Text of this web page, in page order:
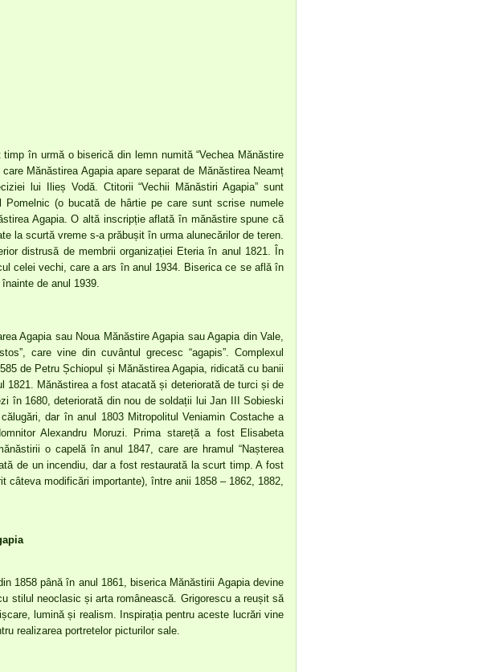
în urmă o biserică din lemn numită “Vechea Mănăstire
Mănăstirea Agapia apare separat de Mănăstirea Neamț
lui Ilieș Vodă. Ctitorii “Vechii Mănăstiri Agapia” sunt
(o bucată de hârtie pe care sunt scrise numele
Agapia. O altă inscripție aflată în mănăstire spune că
la scurtă vreme s-a prăbușit în urma alunecărilor de teren.
distrusă de membrii organizației Eteria în anul 1821. În
celei vechi, care a ars în anul 1934. Biserica ce se află în
de anul 1939.
Agapia sau Noua Mănăstire Agapia sau Agapia din Vale,
care vine din cuvântul grecesc “agapis”. Complexul
de Petru Șchiopul și Mănăstirea Agapia, ridicată cu banii
1821. Mănăstirea a fost atacată și deteriorată de turci și de
în 1680, deteriorată din nou de soldații lui Jan III Sobieski
dar în anul 1803 Mitropolitul Veniamin Costache a
Alexandru Moruzi. Prima stareță a fost Elisabeta
o capelă în anul 1847, care are hramul “Nașterea
de un incendiu, dar a fost restaurată la scurt timp. A fost
câteva modificări importante), între anii 1858 – 1862, 1882,
1858 până în anul 1861, biserica Mănăstirii Agapia devine
stilul neoclasic și arta românească. Grigorescu a reușit să
lumină și realism. Inspirația pentru aceste lucrări vine
realizarea portretelor picturilor sale.